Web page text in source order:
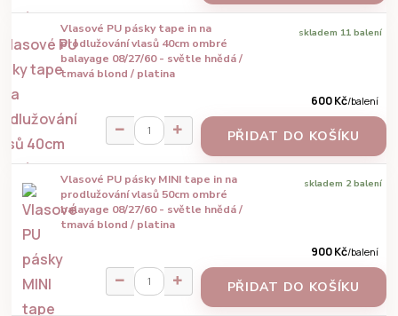
Vlasové PU pásky tape in na
prodlužování vlasů 40cm ombré
balayage 08/27/60 - světle hnědá /
tmavá blond / platina
600 Kč/balení
skladem 11 balení
PŘIDAT DO KOŠÍKU
Vlasové PU pásky MINI tape in na
prodlužování vlasů 50cm ombré
balayage 08/27/60 - světle hnědá /
tmavá blond / platina
900 Kč/balení
skladem 2 balení
PŘIDAT DO KOŠÍKU